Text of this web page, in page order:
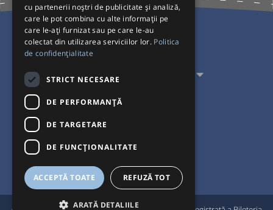
Pentru Călători
Pentru Transportatori
Interacționăm
Acceptăm plăți cu
®
cu partenerii noștri de publicitate și analiză,
care le pot combina cu alte informații pe
care le-ați furnizat sau pe care le-au
colectat din utilizarea serviciilor lor. Politica
de confidențialitate
STRICT NECESARE
DE PERFORMANȚĂ
DE TARGETARE
DE FUNCŢIONALITATE
ACCEPTĂ TOATE REFUZĂ TOT
ARATĂ DETALIILE